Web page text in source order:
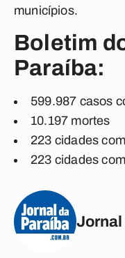
municípios.
Boletim
Paraíba:
599.987 casos
10.197 mortes
223 cidades
223 cidades
Jornal